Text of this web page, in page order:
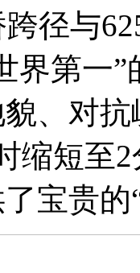
径与
界第一
、对
缩短至
宝贵的